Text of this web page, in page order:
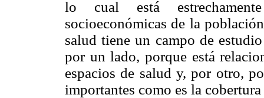
lo cual está
socioeconómicas de la
salud tiene un campo de
por un lado, porque está
espacios de salud y, por otro,
importantes como es la